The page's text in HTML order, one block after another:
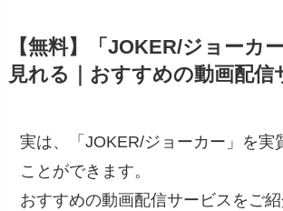
【無料】「JOKER/ジョーカ
見れる｜おすすめの動画配信
実は、「JOKER/ジョーカー」を実
ことができます。
おすすめの動画配信サービスをご